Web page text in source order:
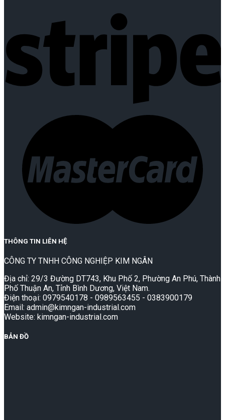
THÔNG TIN LIÊN HỆ
CÔNG TY TNHH CÔNG NGHIỆP KIM NGÂN
Địa chỉ: 29/3 Đường DT743, Khu Phố 2, Phường An Phú, Thành
Phố Thuận An, Tỉnh Bình Dương, Việt Nam.
Điện thoại: 0979540178 - 0989563455 - 0383900179
Email: admin@kimngan-industrial.com
Website: kimngan-industrial.com
BẢN ĐỒ